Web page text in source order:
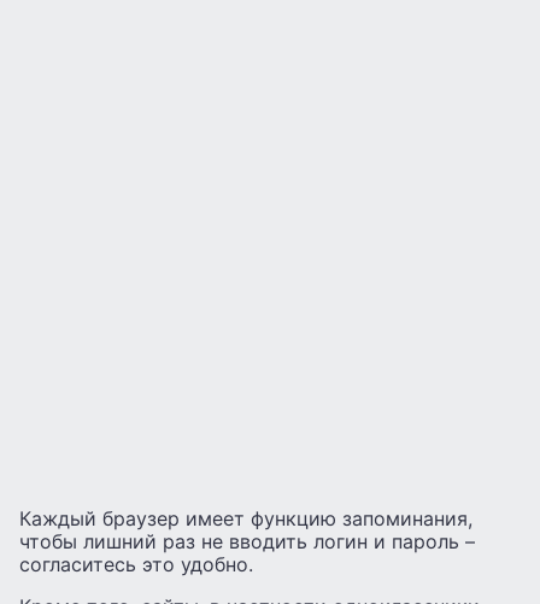
Каждый браузер имеет функцию запоминания,
чтобы лишний раз не вводить логин и пароль –
согласитесь это удобно.